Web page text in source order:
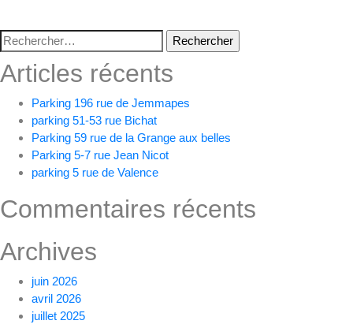
Rechercher :
Articles récents
Parking 196 rue de Jemmapes
parking 51-53 rue Bichat
Parking 59 rue de la Grange aux belles
Parking 5-7 rue Jean Nicot
parking 5 rue de Valence
Commentaires récents
Archives
juin 2026
avril 2026
juillet 2025